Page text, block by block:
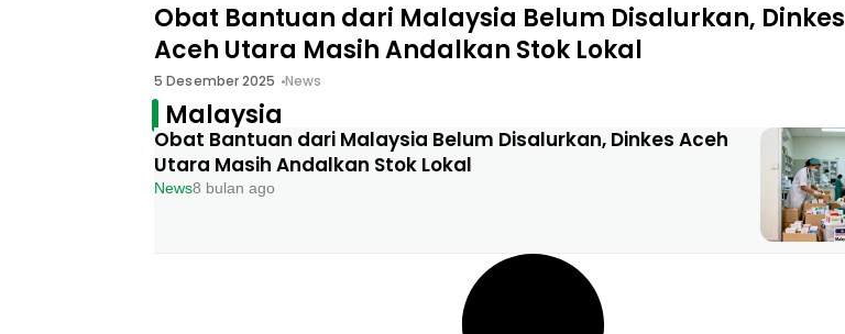
Obat Bantuan dari Malaysia Belum Disalurkan, Dinkes
Aceh Utara Masih Andalkan Stok Lokal
5 Desember 2025 News
Malaysia
Obat Bantuan dari Malaysia Belum Disalurkan, Dinkes Aceh
Utara Masih Andalkan Stok Lokal
News8 bulan ago